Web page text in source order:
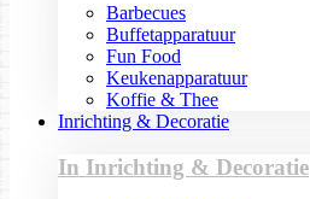
Barbecues
Buffetapparatuur
Fun Food
Keukenapparatuur
Koffie & Thee
Inrichting & Decoratie
In Inrichting & Decoratie